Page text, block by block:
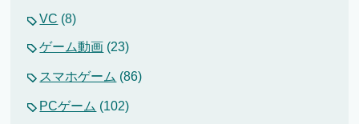
VC (8)
ゲーム動画 (23)
スマホゲーム (86)
PCゲーム (102)